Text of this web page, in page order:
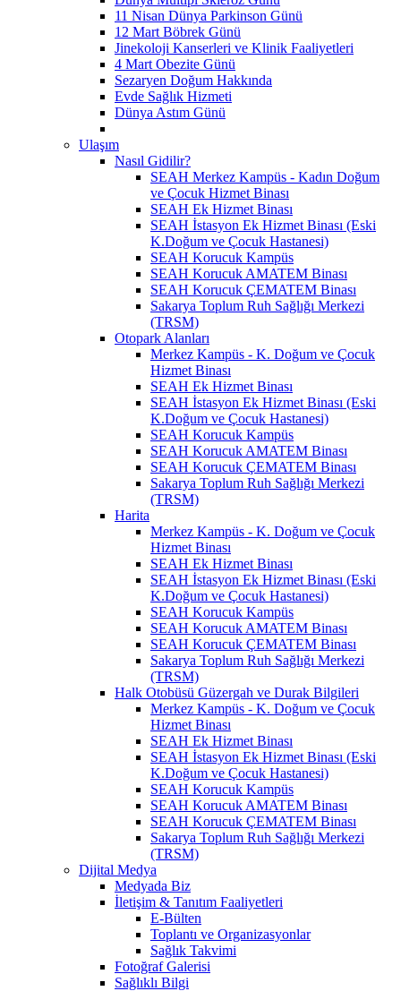
11 Nisan Dünya Parkinson Günü
12 Mart Böbrek Günü
Jinekoloji Kanserleri ve Klinik Faaliyetleri
4 Mart Obezite Günü
Sezaryen Doğum Hakkında
Evde Sağlık Hizmeti
Dünya Astım Günü
Ulaşım
Nasıl Gidilir?
SEAH Merkez Kampüs - Kadın Doğum
ve Çocuk Hizmet Binası
SEAH Ek Hizmet Binası
SEAH İstasyon Ek Hizmet Binası (Eski
K.Doğum ve Çocuk Hastanesi)
SEAH Korucuk Kampüs
SEAH Korucuk AMATEM Binası
SEAH Korucuk ÇEMATEM Binası
Sakarya Toplum Ruh Sağlığı Merkezi
(TRSM)
Otopark Alanları
Merkez Kampüs - K. Doğum ve Çocuk
Hizmet Binası
SEAH Ek Hizmet Binası
SEAH İstasyon Ek Hizmet Binası (Eski
K.Doğum ve Çocuk Hastanesi)
SEAH Korucuk Kampüs
SEAH Korucuk AMATEM Binası
SEAH Korucuk ÇEMATEM Binası
Sakarya Toplum Ruh Sağlığı Merkezi
(TRSM)
Harita
Merkez Kampüs - K. Doğum ve Çocuk
Hizmet Binası
SEAH Ek Hizmet Binası
SEAH İstasyon Ek Hizmet Binası (Eski
K.Doğum ve Çocuk Hastanesi)
SEAH Korucuk Kampüs
SEAH Korucuk AMATEM Binası
SEAH Korucuk ÇEMATEM Binası
Sakarya Toplum Ruh Sağlığı Merkezi
(TRSM)
Halk Otobüsü Güzergah ve Durak Bilgileri
Merkez Kampüs - K. Doğum ve Çocuk
Hizmet Binası
SEAH Ek Hizmet Binası
SEAH İstasyon Ek Hizmet Binası (Eski
K.Doğum ve Çocuk Hastanesi)
SEAH Korucuk Kampüs
SEAH Korucuk AMATEM Binası
SEAH Korucuk ÇEMATEM Binası
Sakarya Toplum Ruh Sağlığı Merkezi
(TRSM)
Dijital Medya
Medyada Biz
İletişim & Tanıtım Faaliyetleri
E-Bülten
Toplantı ve Organizasyonlar
Sağlık Takvimi
Fotoğraf Galerisi
Sağlıklı Bilgi